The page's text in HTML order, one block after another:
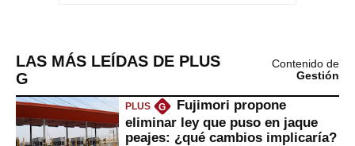
LAS MÁS LEÍDAS DE PLUS
G
Contenido de
Gestión
PLUS G
Fujimori propone
eliminar ley que puso en jaque
peajes: ¿qué cambios implicaría?